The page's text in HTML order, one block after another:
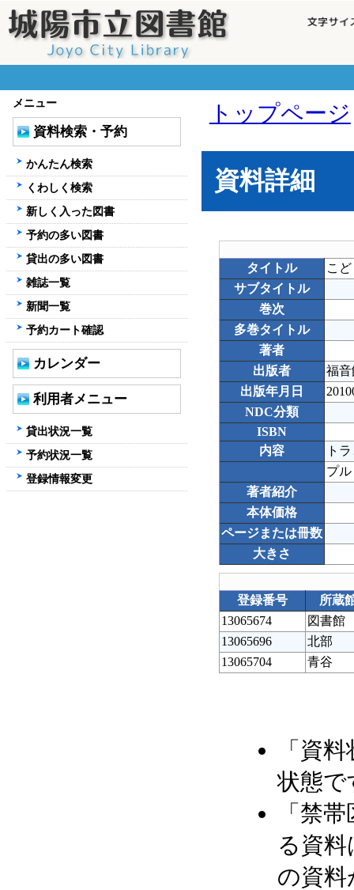
トップページ
資料詳細
タイトル
こ
サブタイトル
巻次
多巻タイトル
著者
出版者
福
出版年月日
NDC分類
ISBN
内容
ト
プ
著者紹介
本体価格
ページまたは冊数
大きさ
登録番号
所蔵
13065674
図書館
13065696
北部
13065704
青谷
「資
状態で
「禁
る資
の資料
メニュー
資料検索・予約
かんたん検索
くわしく検索
新しく入った図書
予約の多い図書
貸出の多い図書
雑誌一覧
新聞一覧
予約カート確認
カレンダー
利用者メニュー
貸出状況一覧
予約状況一覧
登録情報変更